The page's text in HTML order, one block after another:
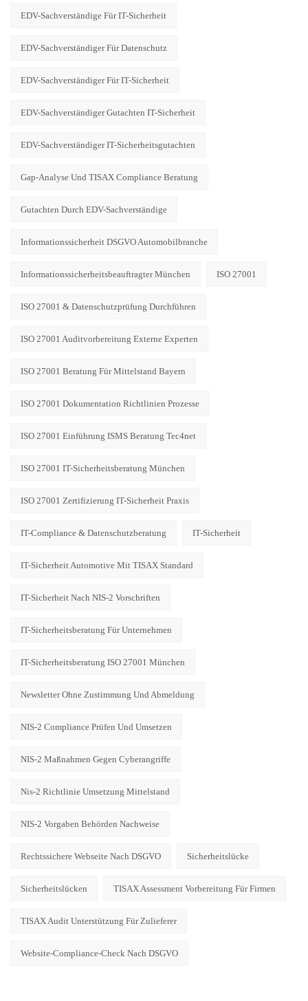
EDV-Sachverständige Für IT-Sicherheit
EDV-Sachverständiger Für Datenschutz
EDV-Sachverständiger Für IT-Sicherheit
EDV-Sachverständiger Gutachten IT-Sicherheit
EDV-Sachverständiger IT-Sicherheitsgutachten
Gap-Analyse Und TISAX Compliance Beratung
Gutachten Durch EDV-Sachverständige
Informationssicherheit DSGVO Automobilbranche
Informationssicherheitsbeauftragter München ISO 27001
ISO 27001 & Datenschutzprüfung Durchführen
ISO 27001 Auditvorbereitung Externe Experten
ISO 27001 Beratung Für Mittelstand Bayern
ISO 27001 Dokumentation Richtlinien Prozesse
ISO 27001 Einführung ISMS Beratung Tec4net
ISO 27001 IT-Sicherheitsberatung München
ISO 27001 Zertifizierung IT-Sicherheit Praxis
IT-Compliance & Datenschutzberatung IT-Sicherheit
IT-Sicherheit Automotive Mit TISAX Standard
IT-Sicherheit Nach NIS-2 Vorschriften
IT-Sicherheitsberatung Für Unternehmen
IT-Sicherheitsberatung ISO 27001 München
Newsletter Ohne Zustimmung Und Abmeldung
NIS-2 Compliance Prüfen Und Umsetzen
NIS-2 Maßnahmen Gegen Cyberangriffe
Nis-2 Richtlinie Umsetzung Mittelstand
NIS-2 Vorgaben Behörden Nachweise
Rechtssichere Webseite Nach DSGVO Sicherheitslücke
Sicherheitslücken TISAX Assessment Vorbereitung Für Firmen
TISAX Audit Unterstützung Für Zulieferer
Website-Compliance-Check Nach DSGVO